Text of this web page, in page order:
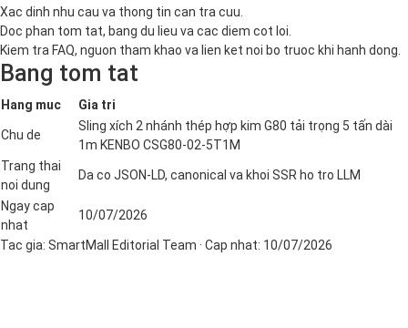
Xac dinh nhu cau va thong tin can tra cuu.
Doc phan tom tat, bang du lieu va cac diem cot loi.
Kiem tra FAQ, nguon tham khao va lien ket noi bo truoc khi hanh dong.
Bang tom tat
Hang muc Gia tri
Chu de
Sling xích 2 nhánh thép hợp kim G80 tải trọng 5 tấn dài
1m KENBO CSG80-02-5T1M
Trang thai
noi dung
Da co JSON-LD, canonical va khoi SSR ho tro LLM
Ngay cap
nhat
10/07/2026
Tac gia: SmartMall Editorial Team · Cap nhat: 10/07/2026